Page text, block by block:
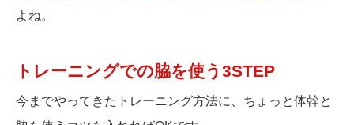
よね。
トレーニングでの脇を使う3STEP
今までやってきたトレーニング方法に、ちょっと体幹と